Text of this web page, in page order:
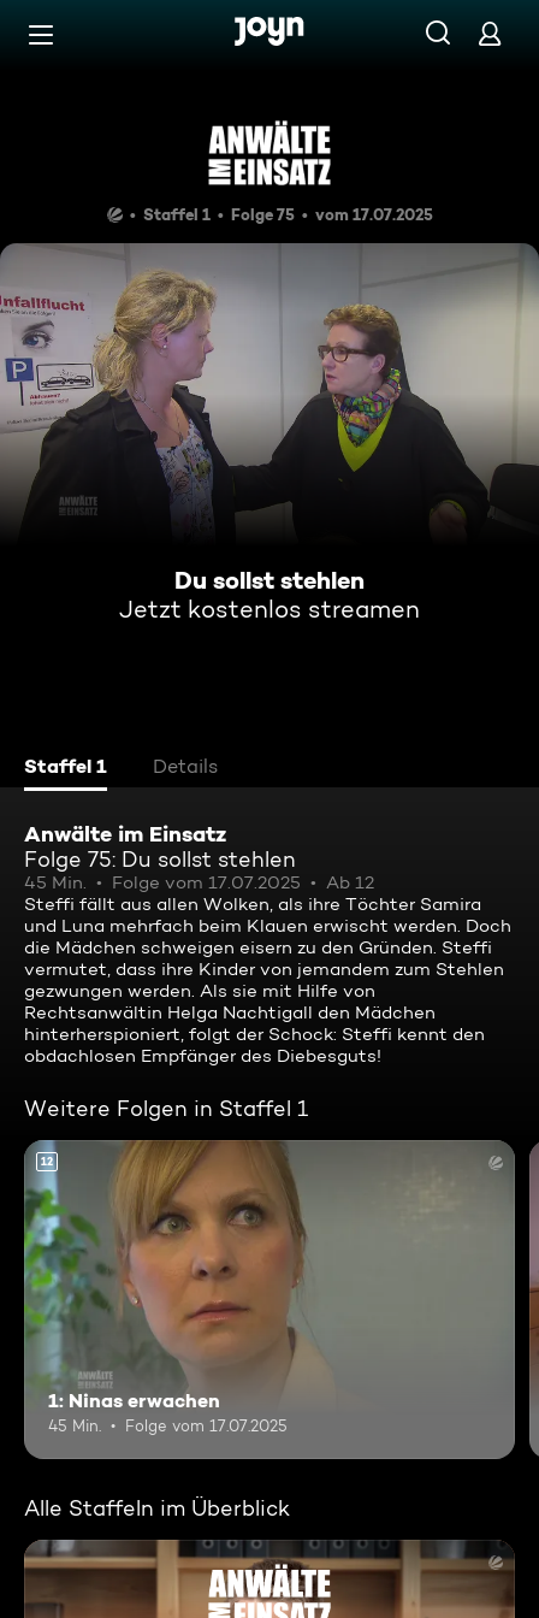
Zum Inhalt springen
Du sollst stehlen
Staffel 1 Folge 75 vom 17.07.2025
Du sollst stehlen
Jetzt kostenlos streamen
Staffel 1 Details
Anwälte im Einsatz
Folge 75: Du sollst stehlen
45 Min. Folge vom 17.07.2025
Ab 12
Steffi fällt aus allen Wolken, als ihre Töchter Samira
und Luna mehrfach beim Klauen erwischt werden. Doch
die Mädchen schweigen eisern zu den Gründen. Steffi
vermutet, dass ihre Kinder von jemandem zum Stehlen
gezwungen werden. Als sie mit Hilfe von
Rechtsanwältin Helga Nachtigall den Mädchen
hinterherspioniert, folgt der Schock: Steffi kennt den
obdachlosen Empfänger des Diebesguts!
Weitere Folgen in Staffel 1
12
1: Ninas erwachen
45 Min. Folge vom 17.07.2025
Alle Staffeln im Überblick